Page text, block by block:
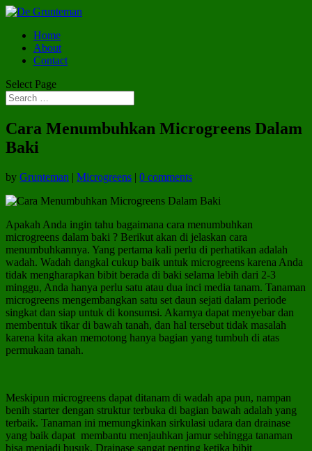
Home
About
Contact
Select Page
Cara Menumbuhkan Microgreens Dalam
Baki
by Grunteman | Microgreens | 0 comments
Apakah Anda ingin tahu bagaimana cara menumbuhkan
microgreens dalam baki ? Berikut akan di jelaskan cara
menumbuhkannya. Yang pertama kali perlu di perhatikan adalah
wadah. Wadah dangkal cukup baik untuk microgreens karena Anda
tidak mengharapkan bibit berada di baki selama lebih dari 2-3
minggu, Anda hanya perlu satu atau dua inci media tanam. Tanaman
microgreens mengembangkan satu set daun sejati dalam periode
singkat dan siap untuk di konsumsi. Akarnya dapat menyebar dan
membentuk tikar di bawah tanah, dan hal tersebut tidak masalah
karena kita akan memotong hanya bagian yang tumbuh di atas
permukaan tanah.
Meskipun microgreens dapat ditanam di wadah apa pun, nampan
benih starter dengan struktur terbuka di bagian bawah adalah yang
terbaik. Tanaman ini memungkinkan sirkulasi udara dan drainase
yang baik dapat membantu menjauhkan jamur sehingga tanaman
bisa menjadi busuk. Drainase sangat penting ketika bibit